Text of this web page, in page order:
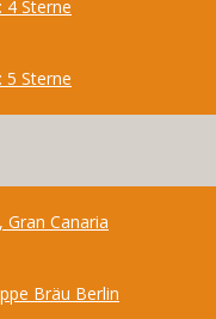
4 Sterne
5 Sterne
Gran Canaria
Bräu Berlin